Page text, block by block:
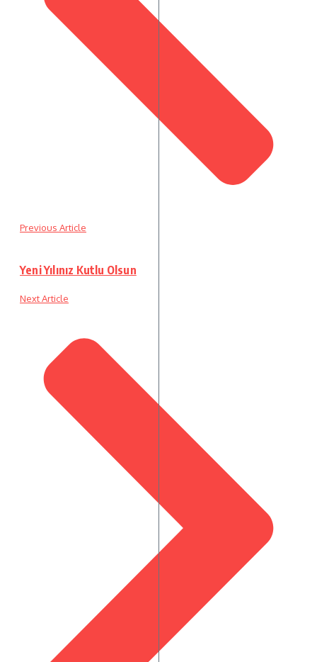
Previous Article
Yeni Yılınız Kutlu Olsun
Next Article